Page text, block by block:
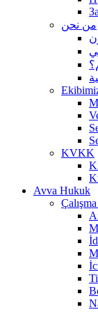
من نحن
KVKK
Avva Hukuk